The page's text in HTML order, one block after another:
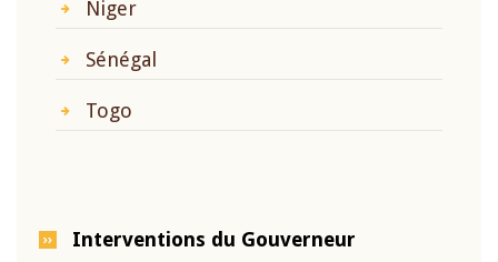
Niger
Sénégal
Togo
Interventions du Gouverneur